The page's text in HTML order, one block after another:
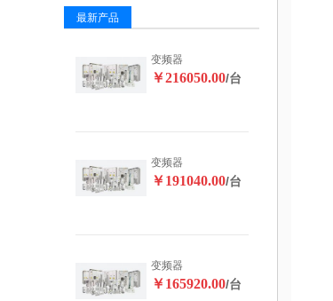
最新产品
变频器
￥216050.00/台
变频器
￥191040.00/台
变频器
￥165920.00/台